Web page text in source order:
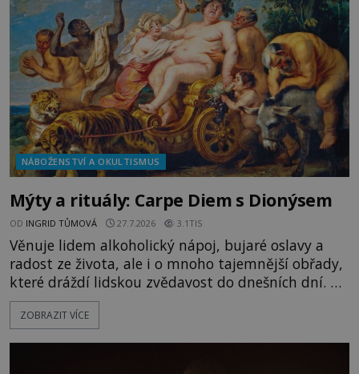
vyplouváme,“ sdělí jim. „Kam máme namířeno,
kapitáne?“ zeptá se ho jeden z templářů. „Do Sk
NÁBOŽENSTVÍ A OKULTISMUS
Mýty a rituály: Carpe Diem s Dionýsem
OD INGRID TŮMOVÁ 27.7.2026 3.1TIS
Věnuje lidem alkoholický nápoj, bujaré oslavy a
radost ze života, ale i o mnoho tajemnější obřady,
které dráždí lidskou zvědavost do dnešních dní. Co
doopravdy představuje bůh, jemuž Římané říkají
Bakchus? Mytologický příběh řeckého boha
ZOBRAZIT VÍCE